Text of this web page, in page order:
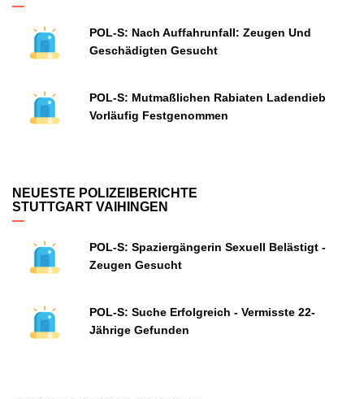
POL-S: Nach Auffahrunfall: Zeugen Und
Geschädigten Gesucht
POL-S: Mutmaßlichen Rabiaten Ladendieb
Vorläufig Festgenommen
NEUESTE POLIZEIBERICHTE
STUTTGART VAIHINGEN
POL-S: Spaziergängerin Sexuell Belästigt -
Zeugen Gesucht
POL-S: Suche Erfolgreich - Vermisste 22-
Jährige Gefunden